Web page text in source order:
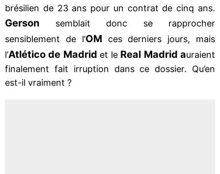
brésilien de 23 ans pour un contrat de cinq ans.
Gerson semblait donc se rapprocher
sensiblement de l’OM ces derniers jours, mais
l’Atlético de Madrid et le Real Madrid auraient
finalement fait irruption dans ce dossier. Qu’en
est-il vraiment ?